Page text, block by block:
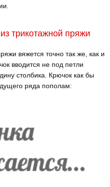
трикотажной пряжи
вяжется точно так же, как и
вводится не под петли
столбика. Крючок как бы
ряда пополам: